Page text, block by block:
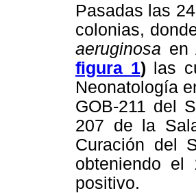
Pasadas las
colonias,
aeruginosa en
figura 1) las
Neonatología
GOB-211 del
207 de la
Curación del
obteniendo el
positivo.